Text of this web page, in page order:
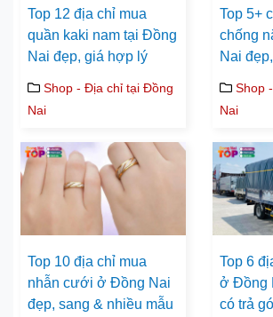
Top 12 địa chỉ mua
quần kaki nam tại Đồng
Nai đẹp, giá hợp lý
Shop - Địa chỉ tại Đồng
Nai
Top 5+
chống
Nai
Shop
Nai
Top 10 địa chỉ mua
nhẫn cưới ở Đồng Nai
đẹp, sang & nhiều mẫu
Top 6
ở Đồng
có trả